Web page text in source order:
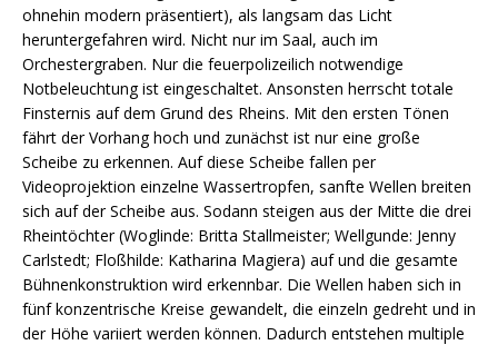
ohnehin modern präsentiert), als langsam das Licht
heruntergefahren wird. Nicht nur im Saal, auch im
Orchestergraben. Nur die feuerpolizeilich notwendige
Notbeleuchtung ist eingeschaltet. Ansonsten herrscht totale
Finsternis auf dem Grund des Rheins. Mit den ersten Tönen
fährt der Vorhang hoch und zunächst ist nur eine große
Scheibe zu erkennen. Auf diese Scheibe fallen per
Videoprojektion einzelne Wassertropfen, sanfte Wellen breiten
sich auf der Scheibe aus. Sodann steigen aus der Mitte die drei
Rheintöchter (Woglinde: Britta Stallmeister; Wellgunde: Jenny
Carlstedt; Floßhilde: Katharina Magiera) auf und die gesamte
Bühnenkonstruktion wird erkennbar. Die Wellen haben sich in
fünf konzentrische Kreise gewandelt, die einzeln gedreht und in
der Höhe variiert werden können. Dadurch entstehen multiple